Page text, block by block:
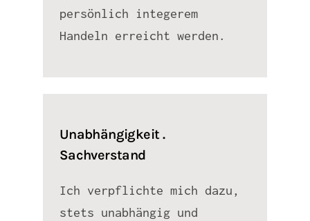
persönlich integerem
Handeln erreicht werden.
Unabhängigkeit .
Sachverstand
Ich verpflichte mich dazu,
stets unabhängig und